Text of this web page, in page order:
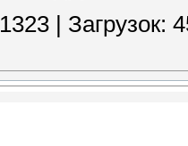
1323 | Загрузок: